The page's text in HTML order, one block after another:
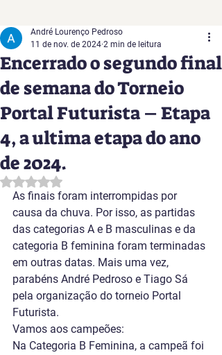
Encerrado o segundo final
de semana do Torneio
Portal Futurista – Etapa
4, a ultima etapa do ano
de 2024.
André Lourenço Pedroso
11 de nov. de 2024 2 min de leitura
Avaliado com NaN de 5 estrelas.
As finais foram interrompidas por
causa da chuva. Por isso, as partidas
das categorias A e B masculinas e da
categoria B feminina foram terminadas
em outras datas. Mais uma vez,
parabéns André Pedroso e Tiago Sá
pela organização do torneio Portal
Futurista.
Vamos aos campeões:
Na Categoria B Feminina, a campeã foi